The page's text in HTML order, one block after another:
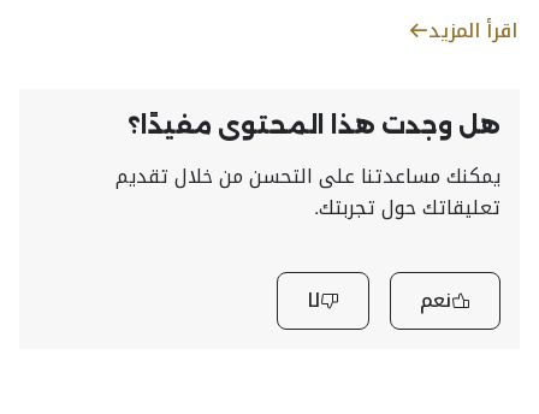
اقرأ المزيد
هل وجدت هذا المحتوى مفيدًا؟
يمكنك مساعدتنا على التحسن من خلال تقديم
تعليقاتك حول تجربتك.
نعم لا